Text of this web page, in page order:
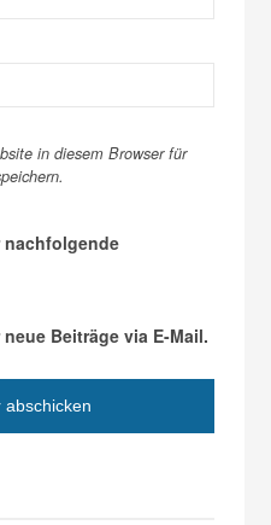
in diesem Browser für
Beiträge via E-Mail.